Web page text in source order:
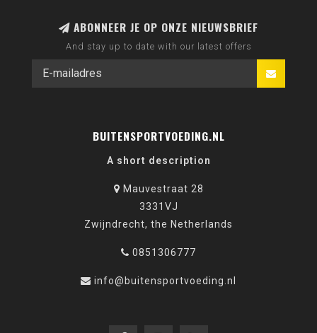
ABONNEER JE OP ONZE NIEUWSBRIEF
And stay up to date with our latest offers
BUITENSPORTVOEDING.NL
A short description
Mauvestraat 28
3331VJ
Zwijndrecht, the Netherlands
0851306777
info@buitensportvoeding.nl